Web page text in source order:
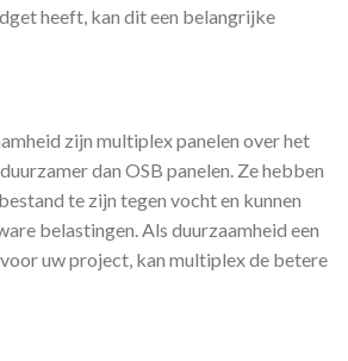
heeft, kan dit een belangrijke
zijn multiplex panelen over het
dan OSB panelen. Ze hebben
te zijn tegen vocht en kunnen
belastingen. Als duurzaamheid een
uw project, kan multiplex de betere